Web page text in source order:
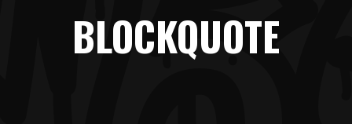
BLOCKQUOTE